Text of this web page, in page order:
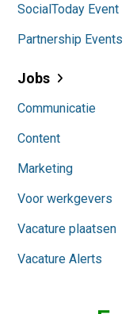
SocialToday Event
Partnership Events
Jobs
Communicatie
Content
Marketing
Voor werkgevers
Vacature plaatsen
Vacature Alerts